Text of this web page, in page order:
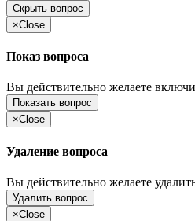
Скрыть вопрос
×Close
Показ вопроса
Вы действительно желаете
Показать вопрос
×Close
Удаление вопроса
Вы действительно желаете
Удалить вопрос
×Close